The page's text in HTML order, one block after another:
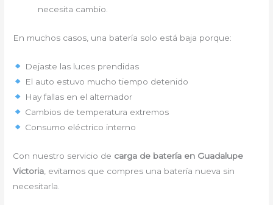
necesita cambio.
En muchos casos, una batería solo está baja porque:
Dejaste las luces prendidas
El auto estuvo mucho tiempo detenido
Hay fallas en el alternador
Cambios de temperatura extremos
Consumo eléctrico interno
Con nuestro servicio de carga de batería en Guadalupe
Victoria , evitamos que compres una batería nueva sin
necesitarla.